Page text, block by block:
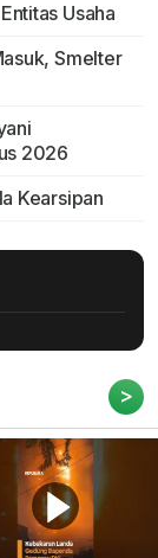
Usaha
Smelter
2026
Kearsipan
>